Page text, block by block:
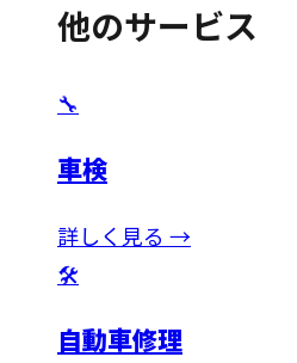
他のサービス
🔧
車検
詳しく見る →
🛠️
自動車修理